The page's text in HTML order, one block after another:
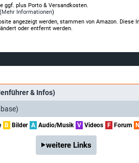
ggf. plus Porto & Versandkosten.
Mehr Informationen)
angezeigt werden, stammen von Amazon. Diese
oder entfernt werden.
& Infos)
B Bilder A Audio/Musik V Videos F Forum N
weitere Links